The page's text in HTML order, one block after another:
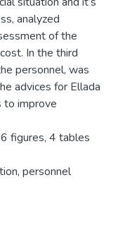
analyzed
of the
In the third
personnel, was
advices for Ellada
to improve
figures, 4 tables
personnel